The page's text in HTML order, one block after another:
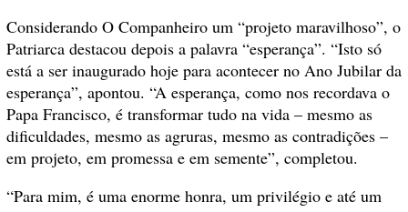
Considerando O Companheiro um “projeto maravilhoso”, o
Patriarca destacou depois a palavra “esperança”. “Isto só
está a ser inaugurado hoje para acontecer no Ano Jubilar da
esperança”, apontou. “A esperança, como nos recordava o
Papa Francisco, é transformar tudo na vida – mesmo as
dificuldades, mesmo as agruras, mesmo as contradições –
em projeto, em promessa e em semente”, completou.
“Para mim, é uma enorme honra, um privilégio e até um